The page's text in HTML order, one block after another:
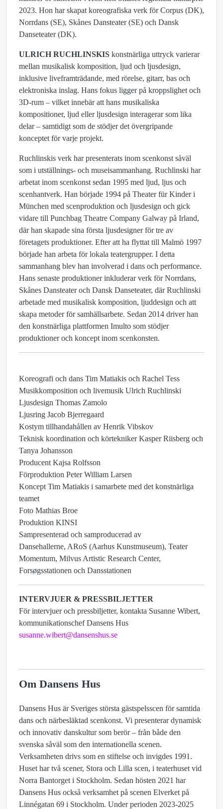
2023. Hon har skapat koreografiska verk för Corpus (DK),
Norrdans (SE), Skånes Dansteater (SE) och Dansk
Danseteater (DK).
ULRICH RUCHLINSKIS konstnärliga uttryck varierar
mellan musikalisk komposition, ljud och ljusdesign,
inklusive liveframträdande, med rörelse, gitarr, bas och
elektroniska inslag. Hans fokus ligger på kroppslighet och
3D-rum – vilket innebär att hans musikaliska
kompositioner, ljud eller ljusdesign interagerar som lika
delar – samtidigt som de stödjer det övergripande
konceptet för varje projekt.
Ruchlinskis verk har presenterats inom scenkonst såväl
som i utställnings- och museisammanhang. Ruchlinski har
arbetat inom scenkonst sedan 1995 med ljud, ljus och
scenhantverk. Han började 1994 på Theater für Kinder i
München med scenproduktion och ljusdesign och gick
vidare till Punchbag Theatre Company Galway på Irland,
där han skapade sina första ljusdesigner för tre av
företagets produktioner. Efter att ha flyttat till Malmö 1997
började han arbeta för lokala teatergrupper. I detta
sammanhang blev han involverad i dans och performance.
Hans senaste produktioner inkluderar verk för Norrdans,
Skånes Dansteater och Dansk Danseteater, där Ruchlinski
arbetade med musikalisk komposition, ljuddesign och att
skapa metoder för samhällsarbete. Sedan 2014 driver han
den konstnärliga plattformen Imulto som stödjer
produktioner och koncept inom scenkonsten.
Koreografi och dans Tim Matiakis och Rachel Tess
Musikkomposition och livemusik Ulrich Ruchlinski
Ljusdesign Thomas Zamolo
Ljusring Jacob Bjerregaard
Kostym tillhandahållen av Henrik Vibskov
Teknisk koordination och körtekniker Kasper Riisberg och
Tanya Johansson
Producent Kajsa Rolfsson
Förproduktion Peter William Larsen
Koncept Tim Matiakis i samarbete med det konstnärliga
teamet
Foto Mathias Broe
Produktion KINSI
Sampresenterad och samproducerad av
Dansehallerne, ARoS (Aarhus Kunstmuseum), Teater
Momentum, Milvus Artistic Research Center,
Forsøgsstationen och Dansstationen
INTERVJUER & PRESSBILJETTER
För intervjuer och pressbiljetter, kontakta Susanne Wibert,
kommunikationschef Dansens Hus
susanne.wibert@dansenshus.se
Om Dansens Hus
Dansens Hus är Sveriges största gästspelsscen för samtida
dans och närbesläktad scenkonst. Vi presenterar dynamisk
och innovativ danskultur som berör – från både den
svenska såväl som den internationella scenen.
Verksamheten drivs som en stiftelse och invigdes 1991.
Huset har två scener, Stora och Lilla scen, i teaterhuset vid
Norra Bantorget i Stockholm. Sedan hösten 2021 har
Dansens Hus också verksamhet på scenen Elverket på
Linnégatan 69 i Stockholm. Under perioden 2023-2025